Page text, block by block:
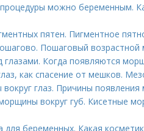
процедуры можно беременным.
пятен. Пигментное
Пошаговый возрастной
Когда появляются
как спасение от мешков.
глаз. Причины появления
вокруг губ. Кисетные
для беременных. Какая